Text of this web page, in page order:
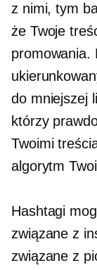
z nimi, tym
że Twoje
promowania.
do mniejszej
którzy
Twoimi
algorytm
Hashtagi
związane z
związane z